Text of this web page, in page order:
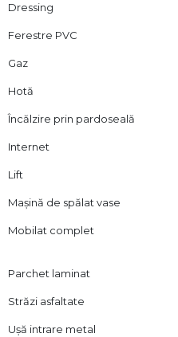
Dressing
Ferestre PVC
Gaz
Hotă
Încălzire prin pardoseală
Internet
Lift
Mașină de spălat vase
Mobilat complet
Parchet laminat
Străzi asfaltate
Ușă intrare metal